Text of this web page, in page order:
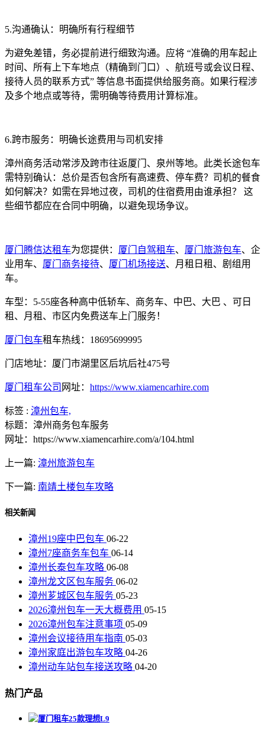
5.沟通确认：明确所有行程细节
为避免差错，务必提前进行细致沟通。应将 “准确的用车起止
时间、所有上下车地点（精确到门口）、航班号或会议日程、
接待人员的联系方式” 等信息书面提供给服务商。如果行程涉
及多个地点或等待，需明确等待费用计算标准。
6.跨市服务：明确长途费用与司机安排
漳州商务活动常涉及跨市往返厦门、泉州等地。此类长途包车
需特别确认：总价是否包含所有高速费、停车费？司机的餐食
如何解决？如需在异地过夜，司机的住宿费用由谁承担？ 这
些细节都应在合同中明确，以避免现场争议。
厦门腾信达租车为您提供： 厦门自驾租车、 厦门旅游包车、企
业用车、 厦门商务接待、 厦门机场接送、月租日租、剧组用
车。
车型：5-55座各种高中低轿车、商务车、中巴、大巴 、可日
租、月租、市区内免费送车上门服务！
厦门包车租车热线：18695699995
门店地址：厦门市湖里区后坑后社475号
厦门租车公司 网址： https://www.xiamencarhire.com
标签 : 漳州包车,
标题：漳州商务包车服务
网址：https://www.xiamencarhire.com/a/104.html
上一篇: 漳州旅游包车
下一篇: 南靖土楼包车攻略
相关新闻
漳州19座中巴包车 06-22
漳州7座商务车包车 06-14
漳州长泰包车攻略 06-08
漳州龙文区包车服务 06-02
漳州芗城区包车服务 05-23
2026漳州包车一天大概费用 05-15
2026漳州包车注意事项 05-09
漳州会议接待用车指南 05-03
漳州家庭出游包车攻略 04-26
漳州动车站包车接送攻略 04-20
热门产品